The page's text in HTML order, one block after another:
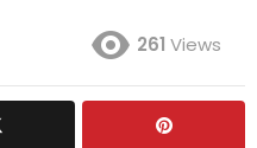
261 Views